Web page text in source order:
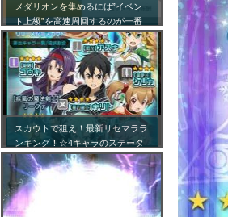
メダリオンを集めるには”イベン
ト上級”を高速周回するのが一番
効率が良い模様！
スカウトで狙え！最新リセマララ
ンキング！☆4キャラのステータ
ス詳細まとめ！【最新キャラ対応
リセマラ】